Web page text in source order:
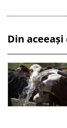
Din